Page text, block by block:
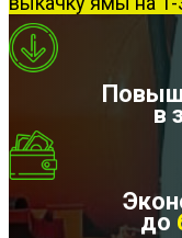
в
до